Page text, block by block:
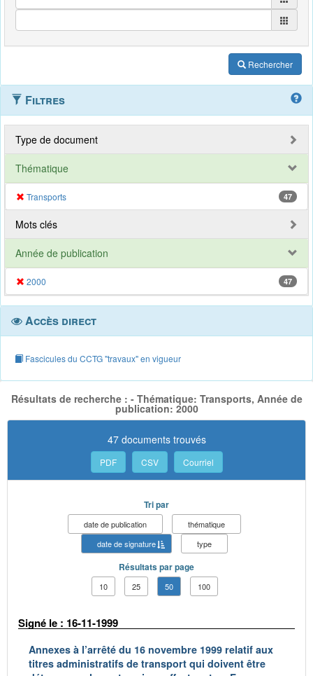
Rechercher
Filtres
Type de document
Thématique
Transports 47
Mots clés
Année de publication
2000 47
Accès direct
Fascicules du CCTG "travaux" en vigueur
Résultats de recherche : - Thématique: Transports, Année de
publication: 2000
47 documents trouvés
PDF CSV Courriel
Tri par
date de publication
thématique
date de signature
type
Résultats par page
10 25 50 100
Signé le : 16-11-1999
Annexes à l’arrêté du 16 novembre 1999 relatif aux
titres administratifs de transport qui doivent être